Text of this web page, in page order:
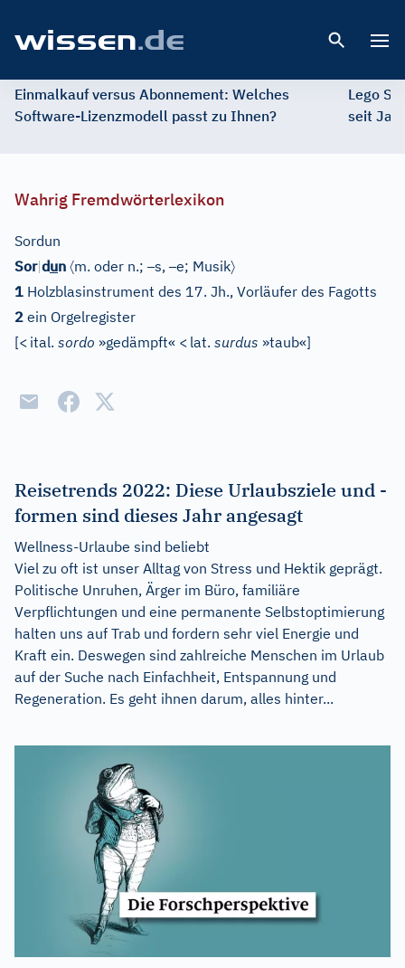
Einmalkauf versus Abonnement: Welches
Software-Lizenzmodell passt zu Ihnen?
Lego
seit
Wahrig Fremdwörterlexikon
Sordun
Sor|dun 〈m. oder n.;–s,–e; Musik〉
1 Holzblasinstrument des 17. Jh., Vorläufer des Fagotts
2 ein Orgelregister
[< ital. sordo »gedämpft« < lat. surdus »taub«]
Reisetrends 2022: Diese Urlaubsziele und -
formen sind dieses Jahr angesagt
Wellness-Urlaube sind beliebt
Viel zu oft ist unser Alltag von Stress und Hektik geprägt.
Politische Unruhen, Ärger im Büro, familiäre
Verpflichtungen und eine permanente Selbstoptimierung
halten uns auf Trab und fordern sehr viel Energie und
Kraft ein. Deswegen sind zahlreiche Menschen im Urlaub
auf der Suche nach Einfachheit, Entspannung und
Regeneration. Es geht ihnen darum, alles hinter...